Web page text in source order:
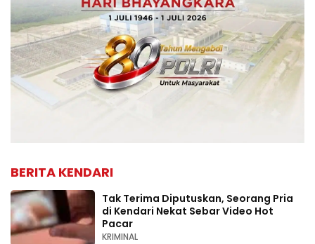
BERITA KENDARI
Tak Terima Diputuskan, Seorang Pria
di Kendari Nekat Sebar Video Hot
Pacar
KRIMINAL